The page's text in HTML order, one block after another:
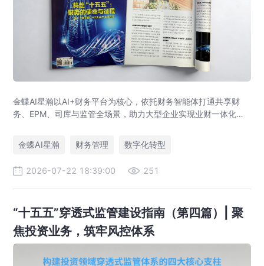
金蝶AI星瀚以AI+财务平台为核心，依托财务智能体打通共享财
务、EPM、司库与监管全场景，助力大型企业实现业财一体化与
局、华为、通威等领先企业的共同选择。
金蝶AI星瀚 财务管理 数字化转型
2026-07-22 18:39:00 251
“十五五”穿透式监管建设指南（第四篇）| 聚
焦投资业务，筑牢风控体系